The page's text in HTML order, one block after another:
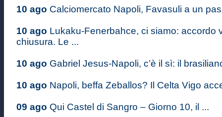
10 ago Calciomercato Napoli, Favasuli a un
10 ago Lukaku-Fenerbahce, ci siamo: accordo
chiusura. Le ...
10 ago Gabriel Jesus-Napoli, c’è il sì: il
10 ago Napoli, beffa Zeballos? Il Celta Vigo
09 ago Qui Castel di Sangro – Giorno 10, il ...